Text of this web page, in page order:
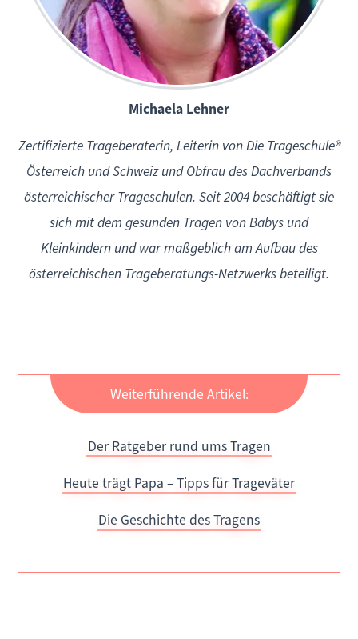
Michaela Lehner
Zertifizierte Trageberaterin, Leiterin vonDie Trageschule®
Österreich und Schweiz und Obfrau des Dachverbands
österreichischer Trageschulen. Seit 2004 beschäftigt sie
sich mit dem gesunden Tragen von Babys und
Kleinkindern und war maßgeblich am Aufbau des
österreichischen Trageberatungs-Netzwerks beteiligt.
Weiterführende Artikel:
Der Ratgeber rund ums Tragen
Heute trägt Papa – Tipps für Trageväter
Die Geschichte des Tragens